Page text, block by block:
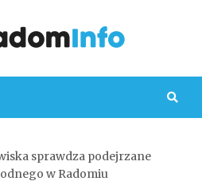
sprawdza podejrzane
w Radomiu